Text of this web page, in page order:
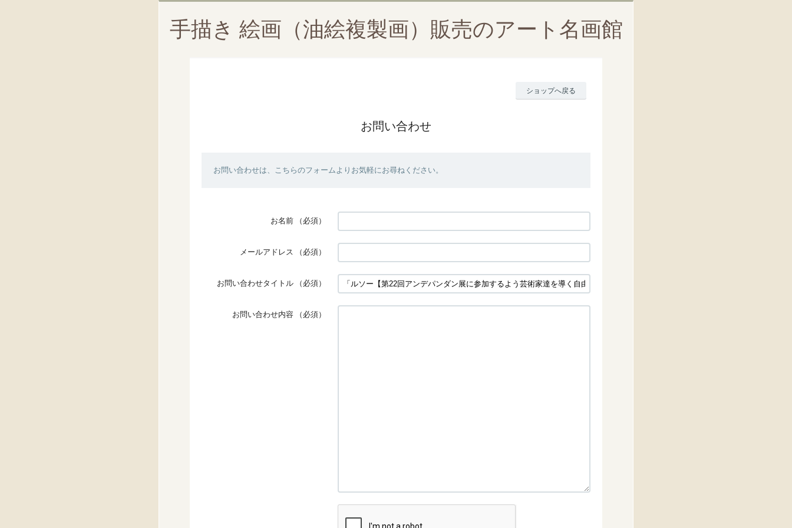
手描き 絵画（油絵複製画）販売のアート名画館
ショップへ戻る
お問い合わせ
お問い合わせは、こちらのフォームよりお気軽にお尋ねください。
お名前 （必須）
メールアドレス （必須）
お問い合わせタイトル （必須）
お問い合わせ内容 （必須）